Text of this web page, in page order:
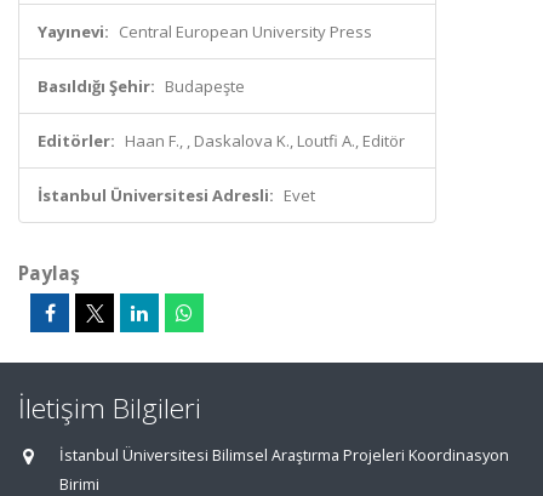
Yayınevi: Central European University Press
Basıldığı Şehir: Budapeşte
Editörler: Haan F., , Daskalova K., Loutfi A., Editör
İstanbul Üniversitesi Adresli: Evet
Paylaş
İletişim Bilgileri
İstanbul Üniversitesi Bilimsel Araştırma Projeleri Koordinasyon
Birimi